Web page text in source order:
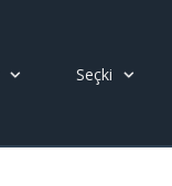
Seçki